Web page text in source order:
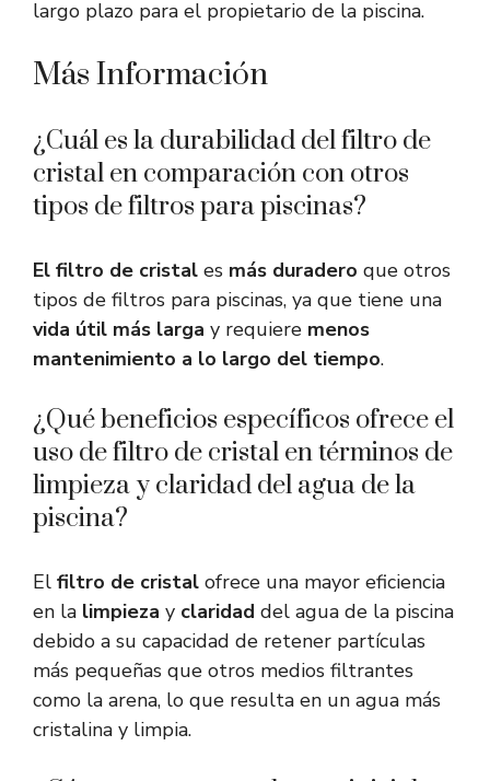
largo plazo para el propietario de la piscina.
Más Información
¿Cuál es la durabilidad del filtro de
cristal en comparación con otros
tipos de filtros para piscinas?
El filtro de cristal es más duradero que otros
tipos de filtros para piscinas, ya que tiene una
vida útil más larga y requiere menos
mantenimiento a lo largo del tiempo.
¿Qué beneficios específicos ofrece el
uso de filtro de cristal en términos de
limpieza y claridad del agua de la
piscina?
El filtro de cristal ofrece una mayor eficiencia
en la limpieza y claridad del agua de la piscina
debido a su capacidad de retener partículas
más pequeñas que otros medios filtrantes
como la arena, lo que resulta en un agua más
cristalina y limpia.